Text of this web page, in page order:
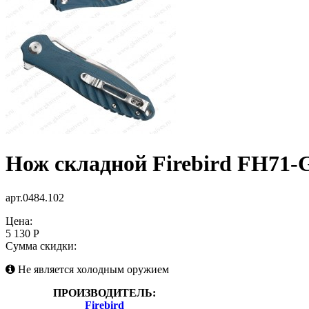
Нож складной Firebird FH71-
арт.0484.102
Цена:
5 130 Р
Сумма скидки:
Не является холодным оружием
ПРОИЗВОДИТЕЛЬ:
Firebird